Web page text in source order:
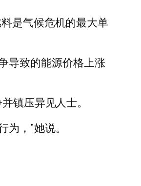
是气候危机的最大单
导致的能源价格上涨
镇压异见人士。
，”她说。